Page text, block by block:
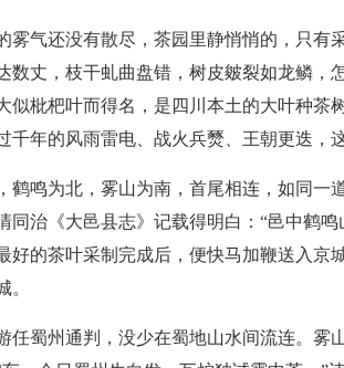
气还没有散尽，茶园里静悄悄的，只有
丈，枝干虬曲盘错，树皮皴裂如龙鳞，
枇杷叶而得名，是四川本土的大叶种茶
年的风雨雷电、战火兵燹、王朝更迭，
鸣为北，雾山为南，首尾相连，如同一
治《大邑县志》记载得明白：“邑中鹤鸣
的茶叶采制完成后，便快马加鞭送入京
蜀州通判，没少在蜀地山水间流连。雾